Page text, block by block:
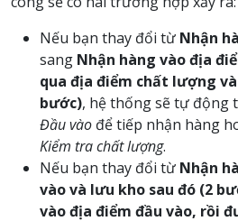
Nếu bạn thay đổi từ Nhận
sang Nhận hàng vào địa
qua địa điểm chất lượng
bước), hệ thống sẽ tự động
Đầu vào để tiếp nhận hàng
Kiểm tra chất lượng.
Nếu bạn thay đổi từ Nhận
vào và lưu kho sau đó (2
vào địa điểm đầu vào, rồi